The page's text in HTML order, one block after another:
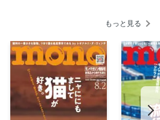
】ヘミングウェイ・スタイル
製品情報
36回 お江戸お洒落 武士の小道具
もっと見る